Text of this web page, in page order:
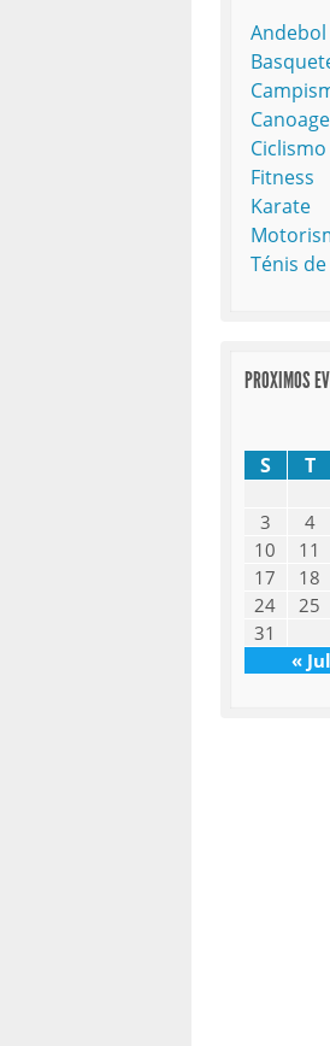
Andebol
Ciclismo
Fitness
Karate
Ténis
PROXIMOS
S
T
3
4
10
11
17
18
24
25
31
« Jul